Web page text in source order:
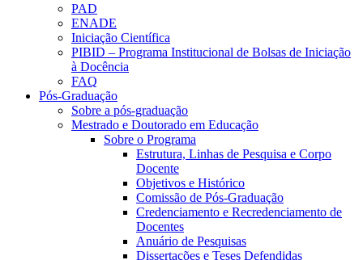
PAD
ENADE
Iniciação Científica
PIBID – Programa Institucional de Bolsas de Iniciação
à Docência
FAQ
Pós-Graduação
Sobre a pós-graduação
Mestrado e Doutorado em Educação
Sobre o Programa
Estrutura, Linhas de Pesquisa e Corpo
Docente
Objetivos e Histórico
Comissão de Pós-Graduação
Credenciamento e Recredenciamento de
Docentes
Anuário de Pesquisas
Dissertações e Teses Defendidas